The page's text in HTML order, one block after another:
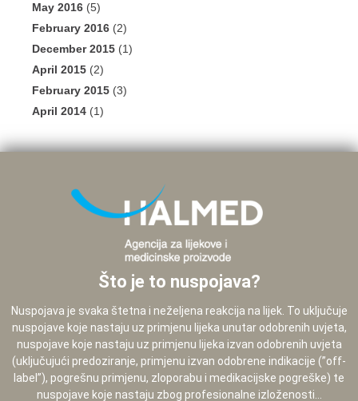
May 2016 (5)
February 2016 (2)
December 2015 (1)
April 2015 (2)
February 2015 (3)
April 2014 (1)
Što je to nuspojava?
Nuspojava je svaka štetna i neželjena reakcija na lijek. To uključuje
nuspojave koje nastaju uz primjenu lijeka unutar odobrenih uvjeta,
nuspojave koje nastaju uz primjenu lijeka izvan odobrenih uvjeta
(uključujući predoziranje, primjenu izvan odobrene indikacije (”off-
label”), pogrešnu primjenu, zloporabu i medikacijske pogreške) te
nuspojave koje nastaju zbog profesionalne izloženosti...